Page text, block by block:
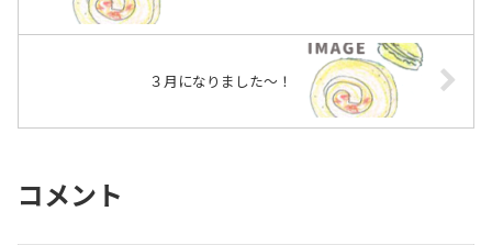
３月になりました〜！
コメント